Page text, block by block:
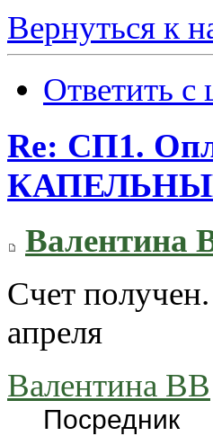
Вернуться к
Ответить с
Re: СП1.
Валентина
Счет
апреля
Валентина ВВ
Посредник